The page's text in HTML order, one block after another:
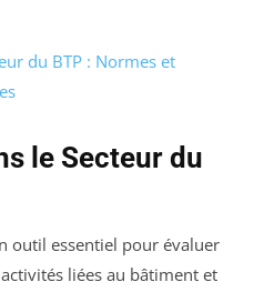
du BTP : Normes et
le Secteur du
outil essentiel pour évaluer
liées au bâtiment et